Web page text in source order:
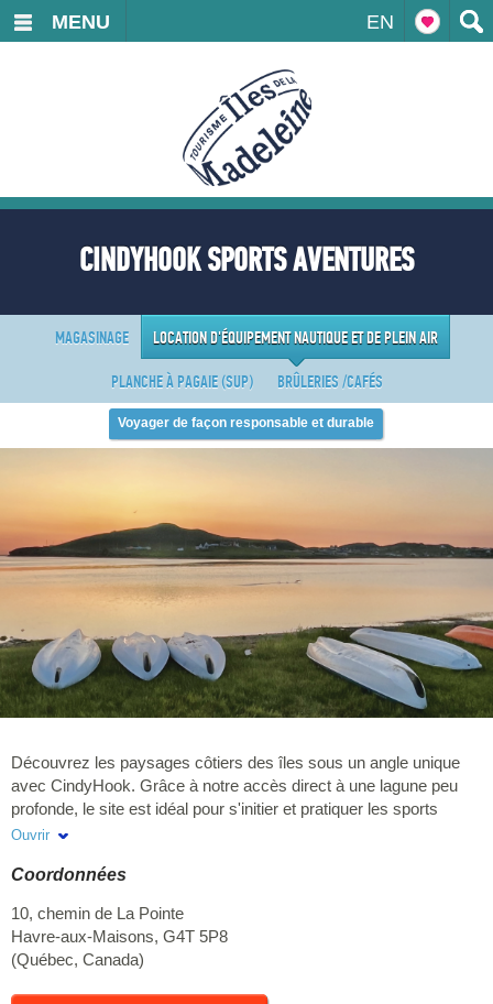
EN
MENU
CINDYHOOK SPORTS AVENTURES
MAGASINAGE
LOCATION D'ÉQUIPEMENT NAUTIQUE ET DE PLEIN AIR
PLANCHE À PAGAIE (SUP)
BRÛLERIES /CAFÉS
Voyager de façon responsable et durable
Découvrez les paysages côtiers des îles sous un angle unique
avec CindyHook. Grâce à notre accès direct à une lagune peu
profonde, le site est idéal pour s'initier et pratiquer les sports
nautiques en toute sécurité. Nous proposons la location de
gonflables, ainsi que le SUP géant, parfait pour des moments
place, mais aussi à emporter, pour partir à la découverte d'autres
sites, lagunes et paysages emblématiques des îles. Vous pouvez
également louer du matériel de surf, des wetsuits et divers
équipements pour profiter pleinement de votre séjour. Pour
Ouvrir
Coordonnées
10, chemin de La Pointe
Havre-aux-Maisons, G4T 5P8
(Québec, Canada)